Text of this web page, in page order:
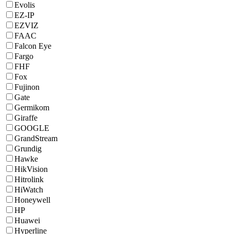
Evolis
EZ-IP
EZVIZ
FAAC
Falcon Eye
Fargo
FHF
Fox
Fujinon
Gate
Germikom
Giraffe
GOOGLE
GrandStream
Grundig
Hawke
HikVision
Hitrolink
HiWatch
Honeywell
HP
Huawei
Hyperline